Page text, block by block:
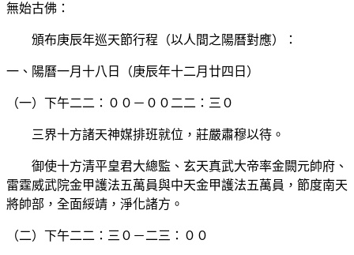
無始古佛 ：
頒布庚辰年巡天節行程（以人間之陽曆對應）：
一、陽曆一月十八日（庚辰年十二月廿四日）
（一）下午二二：００－００二二：三０
三界十方諸天神媒排班就位，莊嚴肅穆以待。
御使十方清平皇君大總監、玄天真武大帝率金闕元帥府、
雷霆威武院金甲護法五萬員與中天金甲護法五萬員，節度南天
將帥部，全面綏靖，淨化諸方。
（二）下午二二：三０－二三：００